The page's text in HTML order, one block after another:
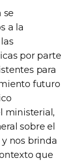
se
a la
por parte
para
futuro
ministerial,
sobre el
nos brinda
que